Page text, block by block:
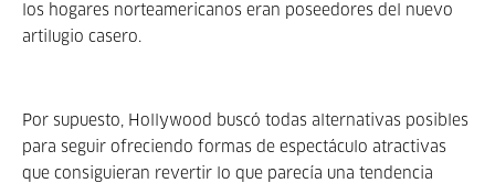
los hogares norteamericanos eran poseedores del nuevo
artilugio casero.
Por supuesto, Hollywood buscó todas alternativas posibles
para seguir ofreciendo formas de espectáculo atractivas
que consiguieran revertir lo que parecía una tendencia